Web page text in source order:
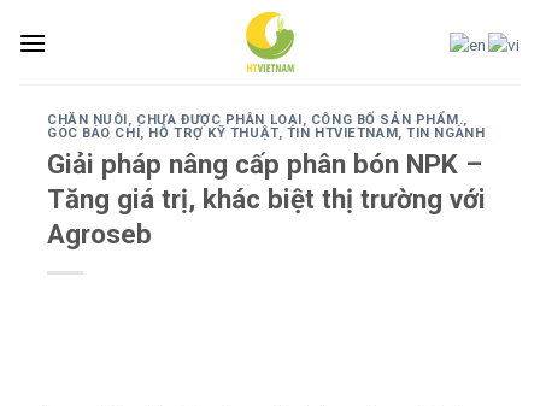
CHĂN NUÔI, CHƯA ĐƯỢC PHÂN LOẠI, CÔNG BỐ SẢN PHẨM.,
GÓC BÁO CHÍ, HỖ TRỢ KỸ THUẬT, TIN HTVIETNAM,TIN NGÀNH
Giải pháp nâng cấp phân bón NPK –
Tăng giá trị, khác biệt thị trường với
Agroseb